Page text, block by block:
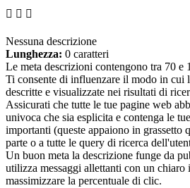
Nessuna descrizione
Lunghezza: 0 caratteri
Le meta descrizioni contengono tra 70 e
Ti consente di influenzare il modo in cui
descritte e visualizzate nei risultati di
Assicurati che tutte le tue pagine web
univoca che sia esplicita e contenga le
importanti (queste appaiono in grassetto
parte o a tutte le query di ricerca
Un buon meta la descrizione funge da
utilizza messaggi allettanti con un
massimizzare la percentuale di clic.